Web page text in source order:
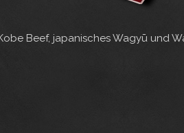
Beef, japanisches Wagyū und